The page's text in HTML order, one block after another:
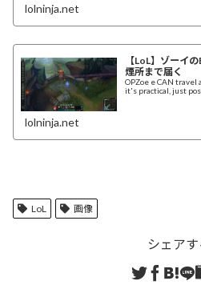
lolninja.net
【LoL】ゾーイ
煙所まで届く
OPZoe e CAN travel
it's practical, just
lolninja.net
LoL 画像
シェアす